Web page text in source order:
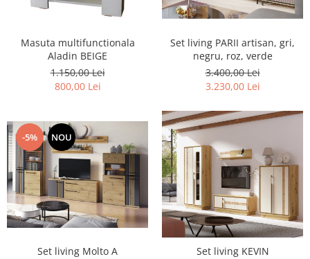
Banchete
Sezlong living
Masuta multifunctionala
Aladin BEIGE
1.150,00 Lei
800,00 Lei
Set living PARII artisan, gri,
negru, roz, verde
3.400,00 Lei
3.230,00 Lei
-5% NOU
Set living Molto A
Set living KEVIN